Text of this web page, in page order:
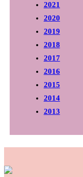
2021
2020
2019
2018
2017
2016
2015
2014
2013